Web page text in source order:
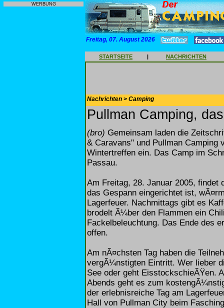
WERBUNG
Freitag, 07. August 2026
STARTSEITE | NACHRICHTEN
Nachrichten > Camping
Pullman Camping,
(bro) Gemeinsam laden die
& Caravans" und Pullman Camping
Wintertreffen ein. Das Camp im
Passau.
Am Freitag, 28. Januar 2005, findet
das Gespann eingerichtet ist,
Lagerfeuer. Nachmittags gibt es
brodelt Ã¼ber den Flammen ein
Fackelbeleuchtung. Das Ende des
offen.
Am nÃ¤chsten Tag haben die
vergÃ¼nstigten Eintritt. Wer lieber
See oder geht EisstockschieÃŸen.
Abends geht es zum
der erlebnisreiche Tag am
Hall von Pullman City beim